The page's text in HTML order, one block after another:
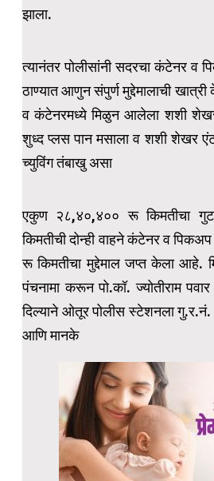
झाला.
त्यानंतर पोलीसांनी सदरचा कंटेनर व
ठाण्यात आणुन संपुर्ण मुद्देमालाची
व कंटेनरमध्ये मिळुन आलेला शशी
शुध्द प्लस पान मसाला व शशी शेखर
च्युविंग तंबाखु असा
एकुण २८,४०,४०० रू किमतीचा
किमतीची दोन्ही वाहने कंटेनर व
रू किमतीचा मुद्देमाल जप्त केला आहे.
पंचनामा करून पो.कॉ. ज्योतीराम पवार
दिल्याने ओतूर पोलीस स्टेशनला
आणि मानके